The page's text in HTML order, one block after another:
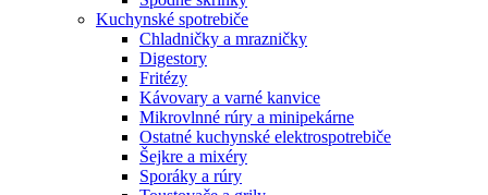
Kuchynské spotrebiče
Chladničky a mrazničky
Digestory
Fritézy
Kávovary a varné kanvice
Mikrovlnné rúry a minipekárne
Ostatné kuchynské elektrospotrebiče
Šejkre a mixéry
Sporáky a rúry